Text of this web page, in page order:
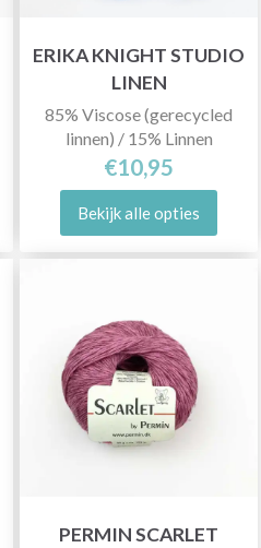
ERIKA KNIGHT STUDIO
LINEN
85% Viscose (gerecycled
linnen) / 15% Linnen
€10,95
Bekijk alle opties
PERMIN SCARLET